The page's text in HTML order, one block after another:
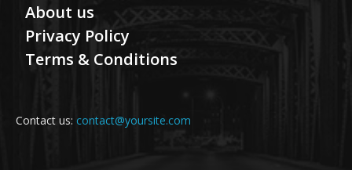
About us
Privacy Policy
Terms & Conditions
Contact us: contact@yoursite.com